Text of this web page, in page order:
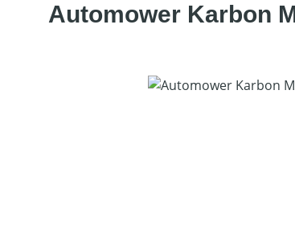
Automower Karbon
Bildergalerie überspringen